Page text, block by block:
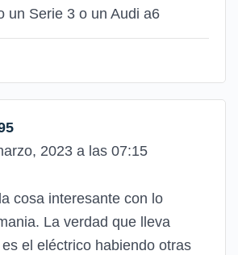
un Serie 3 o un Audi a6
2023 a las 07:15
cosa interesante con lo
La verdad que lleva
el eléctrico habiendo otras